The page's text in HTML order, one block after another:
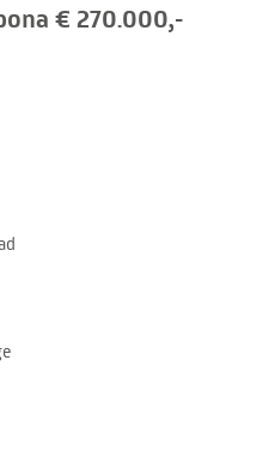
€ 270.000,-